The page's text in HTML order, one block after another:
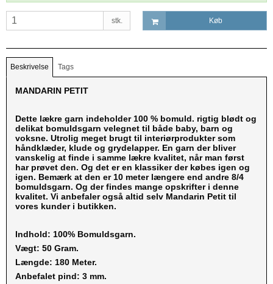
stk. Køb
Beskrivelse Tags
MANDARIN PETIT
Dette lækre garn indeholder 100 % bomuld. rigtig blødt og
delikat bomuldsgarn velegnet til både baby, barn og
voksne. Utrolig meget brugt til interiørprodukter som
håndklæder, klude og grydelapper. En garn der bliver
vanskelig at finde i samme lækre kvalitet, når man først
har prøvet den. Og det er en klassiker der købes igen og
igen. Bemærk at den er 10 meter længere end andre 8/4
bomuldsgarn. Og der findes mange opskrifter i denne
kvalitet. Vi anbefaler også altid selv Mandarin Petit til
vores kunder i butikken.
Indhold: 100% Bomuldsgarn.
Vægt: 50 Gram.
Længde: 180 Meter.
Anbefalet pind: 3 mm.